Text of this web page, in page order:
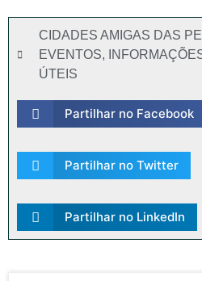
CIDADES AMIGAS DAS
EVENTOS,
ÚTEIS
Partilhar no Facebook
Partilhar no Twitter
Partilhar no LinkedIn